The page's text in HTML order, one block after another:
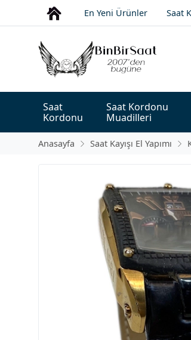
En Yeni Ürünler Saat
Saat
Kordonu
Saat Kordonu
Muadilleri
Anasayfa Saat Kayışı El Yapımı